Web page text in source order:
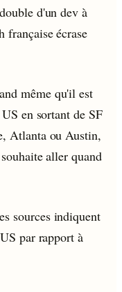
d'un dev à
française écrase
même qu'il est
en sortant de SF
Atlanta ou Austin,
aller quand
sources indiquent
par rapport à